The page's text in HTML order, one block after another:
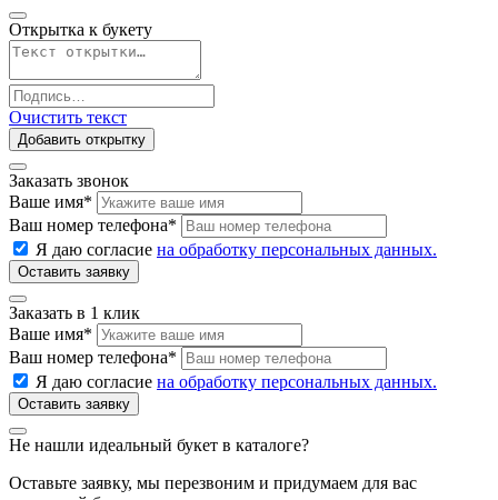
Открытка к букету
Очистить текст
Добавить открытку
Заказать звонок
Ваше имя*
Ваш номер телефона*
Я даю согласие на обработку персональных данных.
Заказать в 1 клик
Ваше имя*
Ваш номер телефона*
Я даю согласие на обработку персональных данных.
Не нашли идеальный букет в каталоге?
Оставьте заявку, мы перезвоним и придумаем для вас